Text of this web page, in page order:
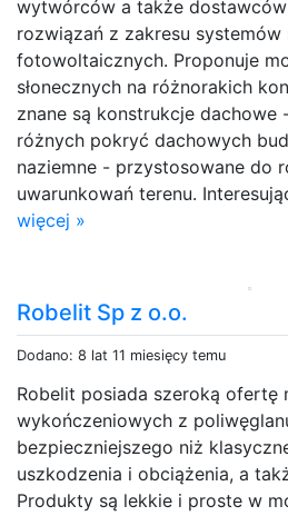
wytwórców a także
rozwiązań z zakresu systemów
fotowoltaicznych. Proponuje
słonecznych na różnorakich
znane są konstrukcje dachowe
różnych pokryć dachowych
naziemne - przystosowane do
uwarunkowań terenu.
więcej »
Robelit Sp z o.o.
Dodano: 8 lat 11 miesięcy temu
Robelit posiada szeroką ofertę
wykończeniowych z
bezpieczniejszego niż
uszkodzenia i obciążenia, a
Produkty są lekkie i proste w